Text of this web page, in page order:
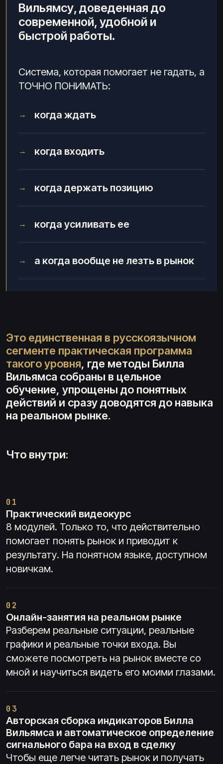
Вильямсу, доведенная до
современной, удобной и
быстрой работы.
Система, которая помогает не гадать, а
ТОЧНО ПОНИМАТЬ:
→ когда ждать
→ когда входить
→ когда держать позицию
→ когда усиливать ее
→ а когда вообще не лезть в рынок
Это единственная в русскоязычном
сегменте практическая программа
такого уровня, где методы Билла
Вильямса собраны в цельное
обучение, упрощены до понятных
действий и сразу доводятся до навыка
на реальном рынке.
Что внутри:
01
Практический видеокурс
8 модулей. Только то, что действительно
помогает понять рынок и приводит к
результату. На понятном языке, доступном
новичкам.
02
Онлайн-занятия на реальном рынке
Разберем реальные ситуации, реальные
графики и реальные точки входа. Вы
сможете посмотреть на рынок вместе со
мной и научиться видеть его моими глазами.
03
Авторская сборка индикаторов Билла
Вильямса и автоматическое определение
сигнального бара на вход в сделку
Чтобы еще легче читать рынок и получать